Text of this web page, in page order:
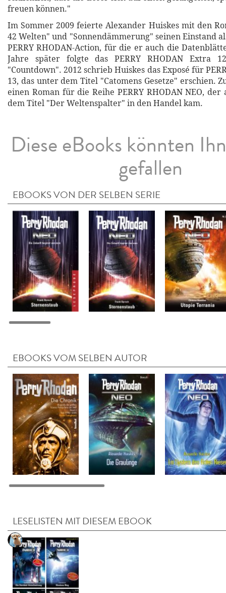
freuen können."
Im Sommer 2009 feierte Alexander Huiskes mit den
42 Welten" und "Sonnendämmerung" seinen Einstand
PERRY RHODAN-Action, für die er auch die
Jahre später folgte das PERRY RHODAN Extra
"Countdown". 2012 schrieb Huiskes das Exposé für
13, das unter dem Titel "Catomens Gesetze" erschien.
einen Roman für die Reihe PERRY RHODAN NEO,
dem Titel "Der Weltenspalter" in den Handel kam.
Diese eBooks könnten
gefallen
EBOOKS VON DER SELBEN SERIE
EBOOKS VOM SELBEN AUTOR
LESELISTEN MIT DIESEM EBOOK